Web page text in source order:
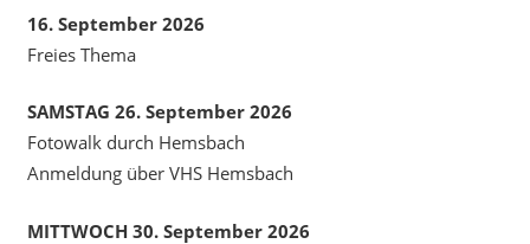
16. September 2026
Freies Thema
SAMSTAG 26. September 2026
Fotowalk durch Hemsbach
Anmeldung über VHS Hemsbach
MITTWOCH 30. September 2026